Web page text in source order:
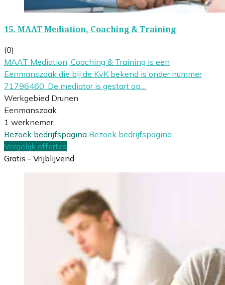
15. MAAT Mediation, Coaching & Training
(0)
MAAT Mediation, Coaching & Training is een
Eenmanszaak die bij de KvK bekend is onder nummer
71796460. De mediator is gestart op…
Werkgebied Drunen
Eenmanszaak
1 werknemer
Bezoek bedrijfspagina Bezoek bedrijfspagina
Vergelijk offertes
Gratis - Vrijblijvend